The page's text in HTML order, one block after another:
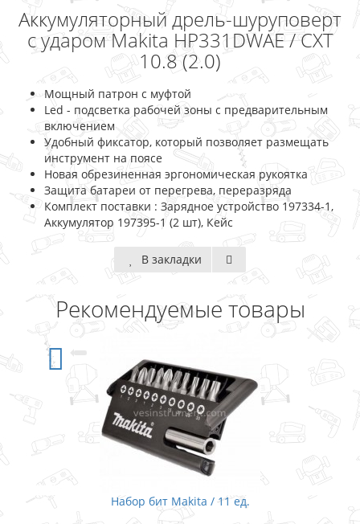
Аккумуляторный дрель-шуруповерт
с ударом Makita HP331DWAE / CXT
10.8 (2.0)
Мощный патрон с муфтой
Led - подсветка рабочей зоны с предварительным
включением
Удобный фиксатор, который позволяет размещать
инструмент на поясе
Новая обрезиненная эргономическая рукоятка
Защита батареи от перегрева, переразряда
Комплект поставки : Зарядное устройство 197334-1,
Аккумулятор 197395-1 (2 шт), Кейс
В закладки
Рекомендуемые товары
бит Makita / 11 ед. Набор сверл по